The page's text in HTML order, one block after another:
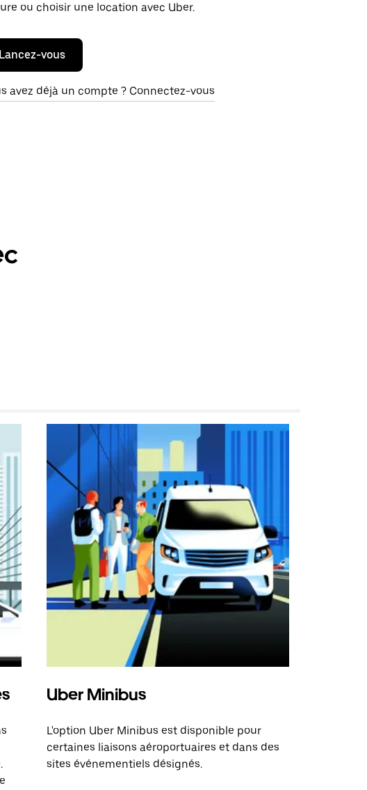
ou choisir une location avec Uber.
Lancez-vous
avez déjà un compte ? Connectez-vous
Uber Minibus
L'option Uber Minibus est disponible pour
certaines liaisons aéroportuaires et dans des
sites événementiels désignés.